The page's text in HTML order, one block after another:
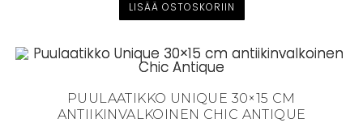
LISÄÄ OSTOSKORIIN
PUULAATIKKO UNIQUE 30×15 CM
ANTIIKINVALKOINEN CHIC ANTIQUE